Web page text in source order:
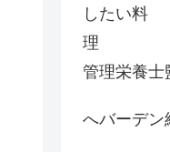
したい料
管理栄養士
へバーデン